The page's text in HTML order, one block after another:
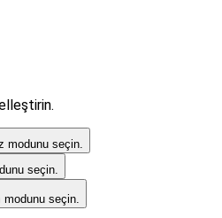
modunu seçin.
seçin.
modunu seçin.